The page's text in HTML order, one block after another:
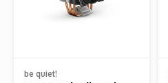
be quiet!